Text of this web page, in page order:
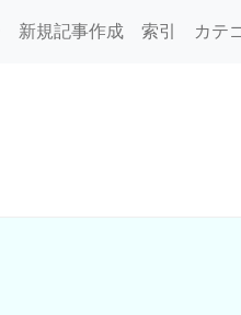
新規記事作成 索引 カテ